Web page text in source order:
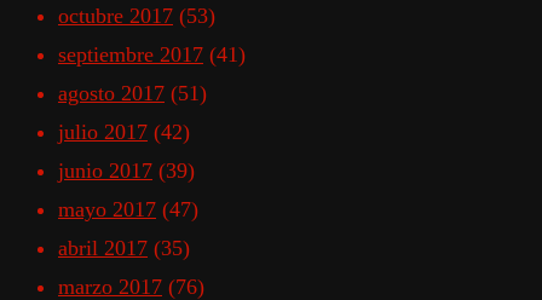
octubre 2017 (53)
septiembre 2017 (41)
agosto 2017 (51)
julio 2017 (42)
junio 2017 (39)
mayo 2017 (47)
abril 2017 (35)
marzo 2017 (76)